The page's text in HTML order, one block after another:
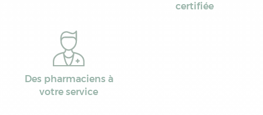
certifiée
Des pharmaciens à
votre service